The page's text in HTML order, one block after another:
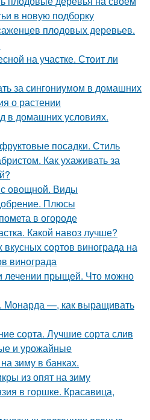
в новую подборку
плодовых деревьев.
на участке. Стоит ли
за сингониумом в домашних
о растении
в домашних условиях.
посадки. Стиль
Как ухаживать за
овощной. Виды
Плюсы
в огороде
Какой навоз лучше?
сортов винограда на
винограда
лечении прыщей. Что можно
Монарда —, как выращивать
сорта. Лучшие сорта слив
и урожайные
зиму в банках.
из опят на зиму
в горшке. Красавица,